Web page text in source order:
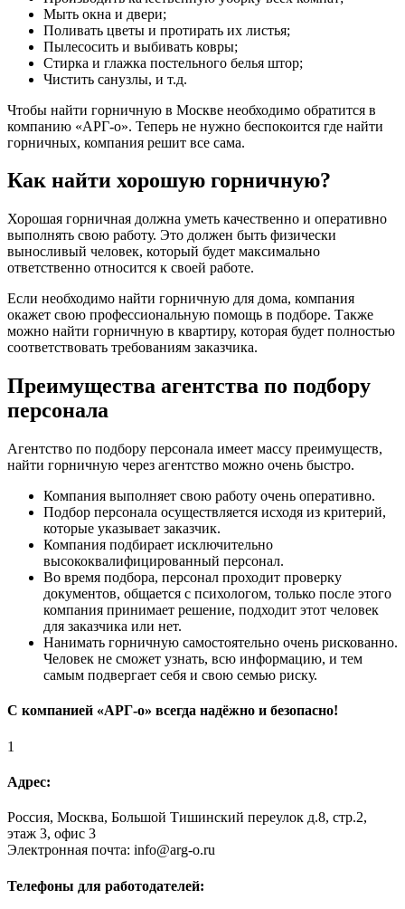
Мыть окна и двери;
Поливать цветы и протирать их листья;
Пылесосить и выбивать ковры;
Стирка и глажка постельного белья штор;
Чистить санузлы, и т.д.
Чтобы найти горничную в Москве необходимо обратится в
компанию «АРГ-о». Теперь не нужно беспокоится где найти
горничных, компания решит все сама.
Как найти хорошую горничную?
Хорошая горничная должна уметь качественно и оперативно
выполнять свою работу. Это должен быть физически
выносливый человек, который будет максимально
ответственно относится к своей работе.
Если необходимо найти горничную для дома, компания
окажет свою профессиональную помощь в подборе. Также
можно найти горничную в квартиру, которая будет полностью
соответствовать требованиям заказчика.
Преимущества агентства по подбору
персонала
Агентство по подбору персонала имеет массу преимуществ,
найти горничную через агентство можно очень быстро.
Компания выполняет свою работу очень оперативно.
Подбор персонала осуществляется исходя из критерий,
которые указывает заказчик.
Компания подбирает исключительно
высококвалифицированный персонал.
Во время подбора, персонал проходит проверку
документов, общается с психологом, только после этого
компания принимает решение, подходит этот человек
для заказчика или нет.
Нанимать горничную самостоятельно очень рискованно.
Человек не сможет узнать, всю информацию, и тем
самым подвергает себя и свою семью риску.
С компанией «АРГ-о» всегда надёжно и безопасно!
1
Адрес:
Россия, Москва, Большой Тишинский переулок д.8, стр.2,
этаж 3, офис 3
Электронная почта: info@arg-o.ru
Телефоны для работодателей: